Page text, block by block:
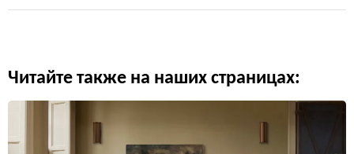
Читайте также на наших страницах: